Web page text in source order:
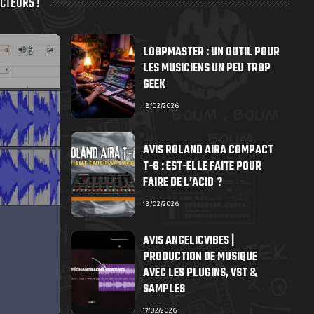
LOOPMASTER : UN OUTIL POUR
LES MUSICIENS UN PEU TROP
GEEK
18/02/2026
AVIS ROLAND AIRA COMPACT
T-8 : EST-ELLE FAITE POUR
FAIRE DE L’ACID ?
18/02/2026
AVIS ANGELICVIBES |
PRODUCTION DE MUSIQUE
AVEC LES PLUGINS, VST &
SAMPLES
17/02/2026